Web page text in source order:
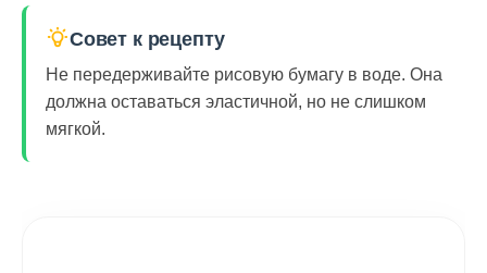
Совет к рецепту
Не передерживайте рисовую бумагу в воде. Она
должна оставаться эластичной, но не слишком
мягкой.